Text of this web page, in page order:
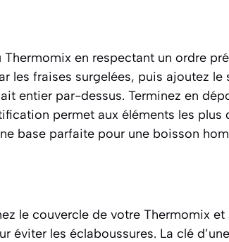
en respectant un ordre
les fraises surgelées, puis ajoutez le
entier par-dessus. Terminez en
permet aux éléments les plus
base parfaite pour une boisson
le couvercle de votre Thermomix
éviter les éclaboussures. La clé